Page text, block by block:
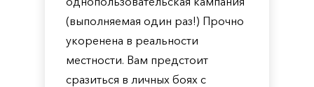
(выполняемая один раз!) Прочно
укоренена в реальности
местности. Вам предстоит
сразиться в личных боях с